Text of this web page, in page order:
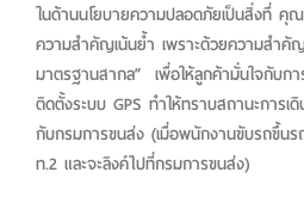
ในด้านนโยบายความปลอดภัยเป็นสิ่งที่
ความสำคัญเน้นย้ำ เพราะด้วยความสำคั
มาตรฐานสากล” เพื่อให้ลูกค้ามั่นใจกับก
ติดตั้งระบบ GPS ทำให้ทราบสถานะการเ
กับกรมการขนส่ง (เมื่อพนักงานขับรถขึ้นร
ท.2 และจะลิงค์ไปที่กรมการขนส่ง)